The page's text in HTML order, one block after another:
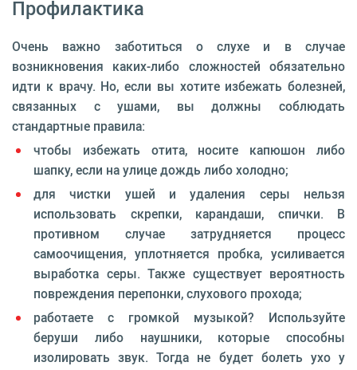
Профилактика
Очень важно заботиться о слухе и в случае
возникновения каких-либо сложностей обязательно
идти к врачу. Но, если вы хотите избежать болезней,
связанных с ушами, вы должны соблюдать
стандартные правила:
чтобы избежать отита, носите капюшон либо
шапку, если на улице дождь либо холодно;
для чистки ушей и удаления серы нельзя
использовать скрепки, карандаши, спички. В
противном случае затрудняется процесс
самоочищения, уплотняется пробка, усиливается
выработка серы. Также существует вероятность
повреждения перепонки, слухового прохода;
работаете с громкой музыкой? Используйте
беруши либо наушники, которые способны
изолировать звук. Тогда не будет болеть ухо у